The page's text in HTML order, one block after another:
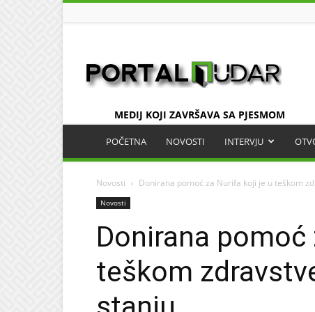
MEDIJ KOJI ZAVRŠAVA SA PJESMOM
POČETNA NOVOSTI INTERVJU
Novosti Donirana pomoć za Nurifa koji je u teškom
Novosti
Donirana
teškom